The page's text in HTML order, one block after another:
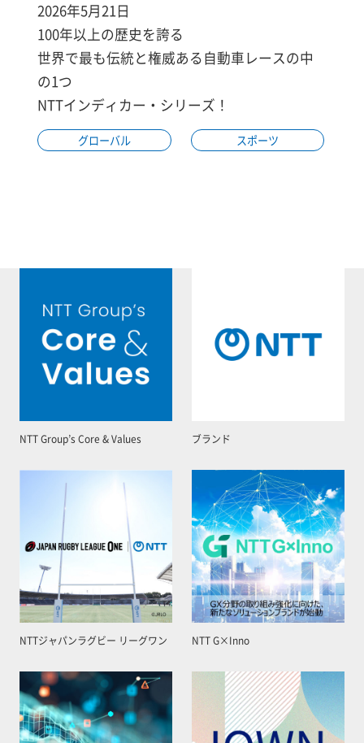
2026年5月21日
100年以上の歴史を誇る
世界で最も伝統と権威ある自動車レースの中
の1つ
NTTインディカー・シリーズ！
グローバル スポーツ
NTT Group’s Core & Values ブランド
NTTジャパンラグビー リーグワン NTT G×Inno